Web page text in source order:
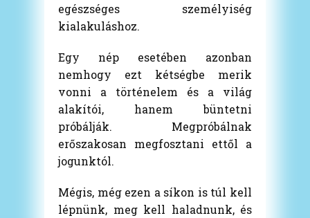
egészséges személyiség
kialakuláshoz.
Egy nép esetében azonban
nemhogy ezt kétségbe merik
vonni a történelem és a világ
alakítói, hanem büntetni
próbálják. Megpróbálnak
erőszakosan megfosztani ettől a
jogunktól.
Mégis, még ezen a síkon is túl kell
lépnünk, meg kell haladnunk, és